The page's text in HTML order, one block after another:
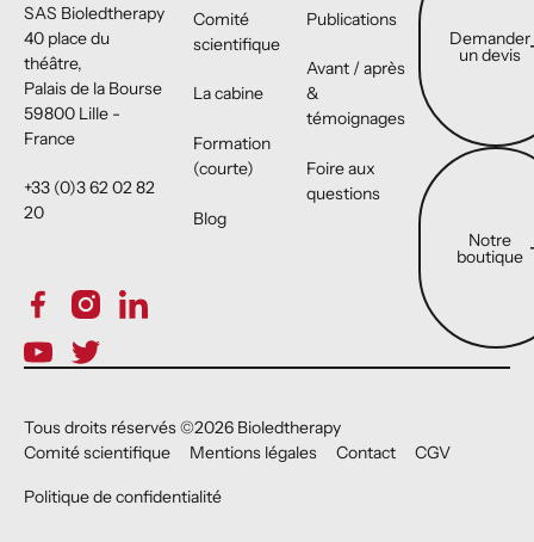
SAS Bioledtherapy
40 place du
théâtre,
Palais de la Bourse
59800 Lille -
France
+33 (0)3 62 02 82
20
Comité
scientifique
La cabine
Formation
(courte)
Blog
Publications
Avant / après
&
témoignages
Foire aux
questions
Demander
un devis
Notre
Notre
boutique
Tous droits réservés ©2026 Bioledtherapy
Comité scientifique
Mentions légales Contact CGV
Politique de confidentialité